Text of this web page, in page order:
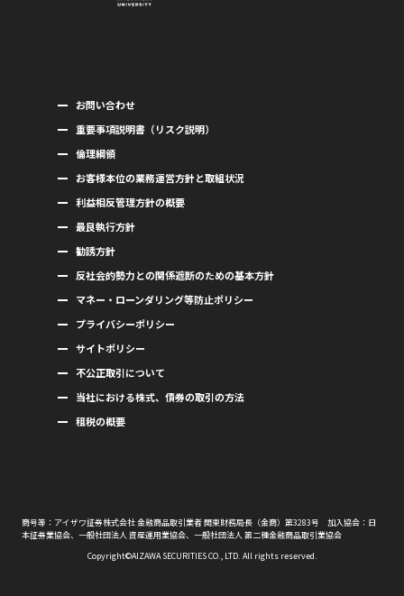
お問い合わせ
重要事項説明書（リスク説明）
倫理綱領
お客様本位の業務運営方針と取組状況
利益相反管理方針の概要
最良執行方針
勧誘方針
反社会的勢力との関係遮断のための基本方針
マネー・ローンダリング等防止ポリシー
プライバシーポリシー
サイトポリシー
不公正取引について
当社における株式、債券の取引の方法
租税の概要
商号等：アイザワ証券株式会社 金融商品取引業者 関東財務局長（金商）第3283号 加入協会：日
本証券業協会、一般社団法人 資産運用業協会、一般社団法人 第二種金融商品取引業協会
Copyright©AIZAWA SECURITIES CO., LTD. All rights reserved.